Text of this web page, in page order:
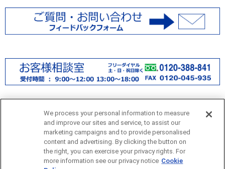
サイトマップ
We process your personal information to measure
and improve our sites and service, to assist our
marketing campaigns and to provide personalised
content and advertising. By clicking the button on
the right, you can exercise your privacy rights. For
more information see our privacy notice Cookie